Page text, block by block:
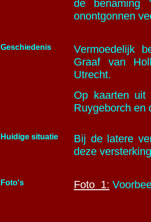
de benaming
onontgonnen
Geschiedenis
Vermoedelijk
Graaf van
Utrecht.
Op kaarten
Ruygeborch en
Huidige situatie
Bij de latere
deze
Foto's Foto 1: